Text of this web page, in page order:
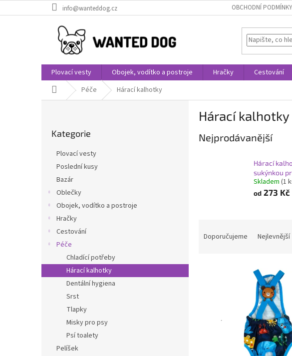
na
info@wanteddog.cz OBCHODNÍ PODMÍNKY
Plovací vesty Obojek, vodítko a postroje Hračky Cestování
Domů Péče Hárací kalhotky
kategorie
Kategorie
Plovací vesty
Poslední kusy
Bazár
Oblečky
Obojek, vodítko a postroje
Hračky
Cestování
Péče
Chladící potřeby
Hárací kalhotky
Dentální hygiena
Srst
Tlapky
Misky pro psy
Psí toalety
Pelíšek
Hárací
Nejprodávanější
Hárací
sukýnkou
Skladem (1
od 273 Kč
Doporučujeme Nejlevnější